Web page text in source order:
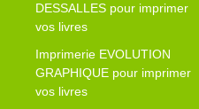
DESSALLES pour imprimer
vos livres
Imprimerie EVOLUTION
GRAPHIQUE pour imprimer
vos livres